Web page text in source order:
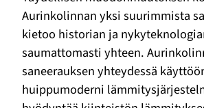
Aurinkolinnan yksi suurimmista
kietoo historian ja
saumattomasti yhteen.
saneerauksen yhteydessä
huippumoderni